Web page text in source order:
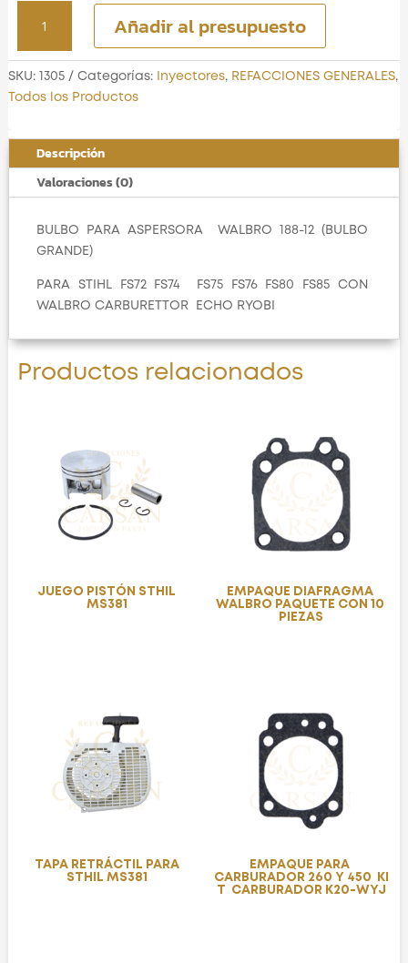
BULBO PARA ASPERSORA
WALBRO 188-
12 (BULBO
GRANDE)
cantidad
Añadir al presupuesto
SKU: 1305 Categorías: Inyectores, REFACCIONES GENERALES,
Todos los Productos
Descripción
Valoraciones (0)
BULBO PARA ASPERSORA WALBRO 188-12 (BULBO
GRANDE)
PARA STIHL FS72 FS74 FS75 FS76 FS80 FS85 CON
WALBRO CARBURETTOR ECHO RYOBI
Productos relacionados
JUEGO PISTÓN STHIL
MS381
EMPAQUE DIAFRAGMA
WALBRO PAQUETE CON 10
PIEZAS
TAPA RETRÁCTIL PARA
STHIL MS381
EMPAQUE PARA
CARBURADOR 260 Y 450 KI
T CARBURADOR K20-WYJ